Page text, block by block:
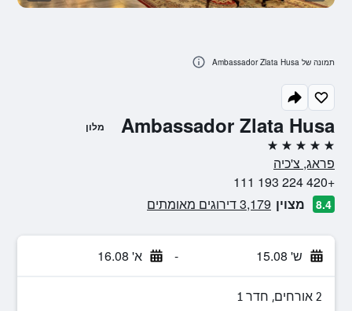
Ambassador Zlata Husa מלון
5 כוכבים
פראג, צ'כיה
+420 224 193 111
8.4 מצוין 3,179 דירוגים מאומתים
ש' 15.08 - א' 16.08
2 אורחים, חדר 1
תמונה של Ambassador Zlata Husa